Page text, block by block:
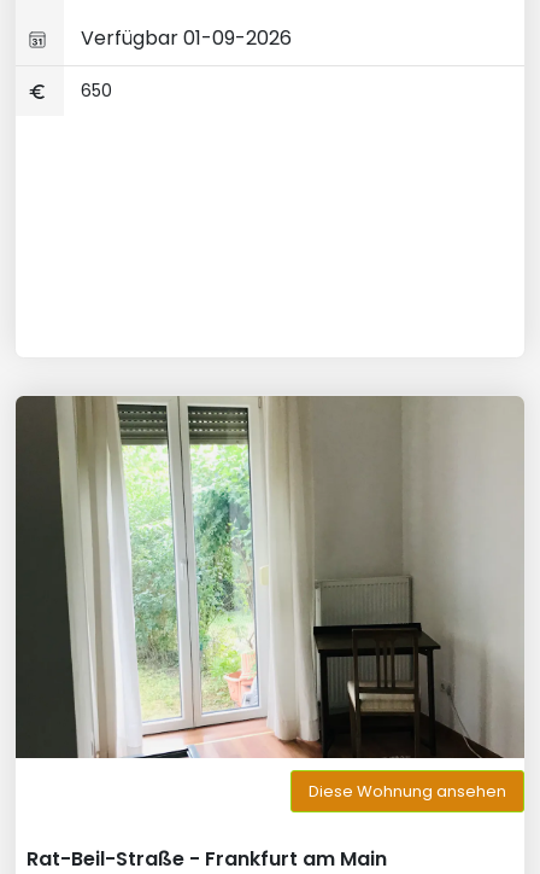
Verfügbar 01-09-2026
650
Diese Wohnung ansehen
Rat-Beil-Straße - Frankfurt am Main